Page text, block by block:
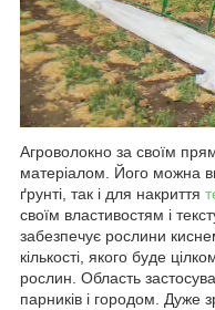
Агроволокно за своїм
матеріалом. Його можна
ґрунті, так і для накриття
своїм властивостям і
забезпечує рослини
кількості, якого буде
рослин. Область
парників і городом. Дуже